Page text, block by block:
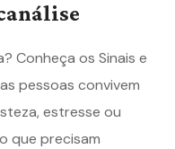
Conheça os Sinais e
pessoas convivem
estresse ou
que precisam